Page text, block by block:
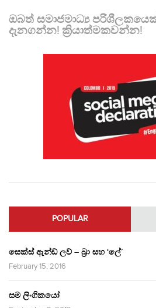
ඔබත් සමාජමාධ්‍ය
දැනගන්න! ක්‍රියාත්මකවන්න!
POPULAR
සෙක්ස් ඇන්ඩ් ලව් – බ්‍රා සහ ‘ලේ’
February 15, 2016
සම ලිංගිකයෝ